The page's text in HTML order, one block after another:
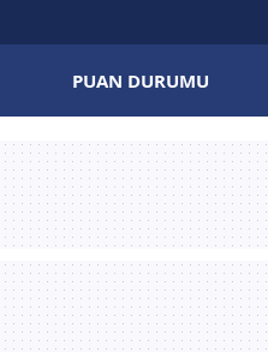
PUAN DURUMU